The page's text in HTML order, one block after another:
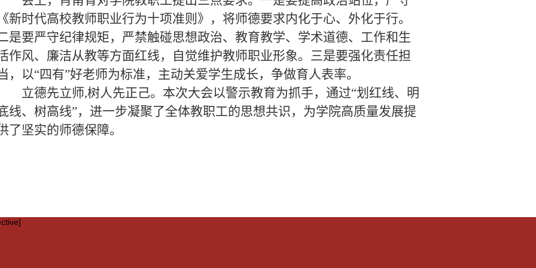
《新时代高校教师职业行为十项准则》，将师德要求内化于心、外化于行。
是要‌严守纪律规矩，严禁触碰思想政治、教育教学、学术道德、工作和生
作风、廉洁从教等方面红线，自觉维护教师职业形象。三是要‌强化责任担
，以“四有”好老师为标准，主动关爱学生成长，争做育人表率。
立德先立师,树人先正己。本次大会以警示教育为抓手，通过“划红线、明
线、树高线”，进一步凝聚了全体教职工的思想共识，为学院高质量发展提
了坚实的师德保障。‌